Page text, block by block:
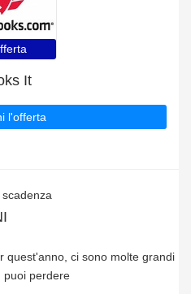
It
l'offerta
quest'anno, ci sono molte grandi
puoi perdere